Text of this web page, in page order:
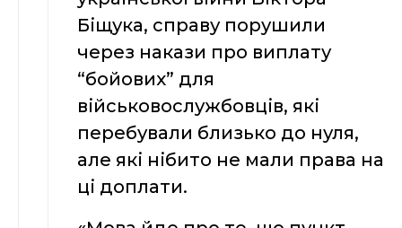
Біщука, справу порушили
через накази про виплату
“бойових” для
військовослужбовців, які
перебували близько до нуля,
але які нібито не мали права на
ці доплати.